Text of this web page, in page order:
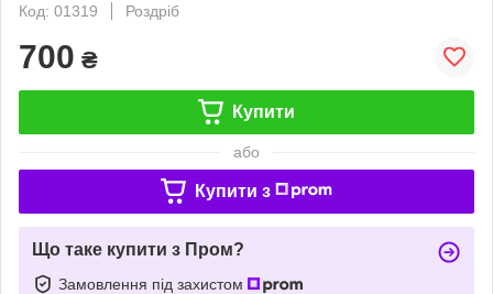
Код: 01319
Роздріб
700 ₴
Купити
або
Купити з
Що таке купити з Пром?
Замовлення під захистом